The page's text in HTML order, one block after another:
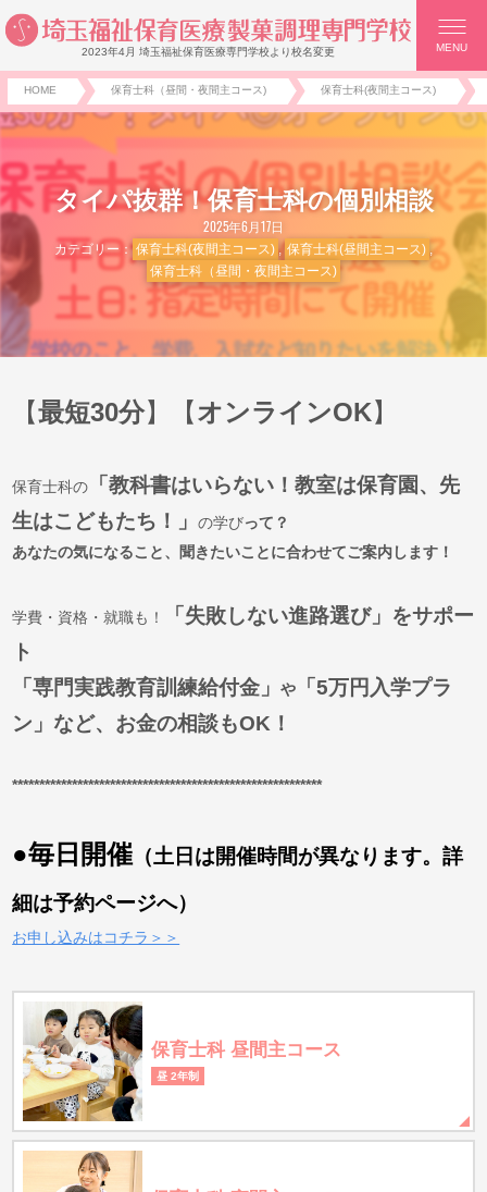
2023年4月 埼玉福祉保育医療専門学校より校名変更 MENU
HOME 保育士科（昼間・夜間主コース) 保育士科(夜間主コース)
タイパ抜群！保育士科の個別相談
2025年6月17日
カテゴリー： 保育士科(夜間主コース) , 保育士科(昼間主コース) ,
保育士科（昼間・夜間主コース)
【最短30分】 【オンラインOK】
保育士科の
「教科書はいらない！教室は保育園、先
生はこどもたち！」の学びって？
あなたの気になること、聞きたいことに合わせてご案内します！
学費・資格・就職も！
「失敗しない進路選び」をサポー
ト
「専⾨実践教育訓練給付金」や
「5万円⼊学プラ
ン」など、お⾦の相談もOK！
*********************************************************
●毎⽇開催 （⼟⽇は開催時間が異なります。詳
細は予約ページへ）
お申し込みはコチラ＞＞
保育士科 昼間主コース
昼 2年制